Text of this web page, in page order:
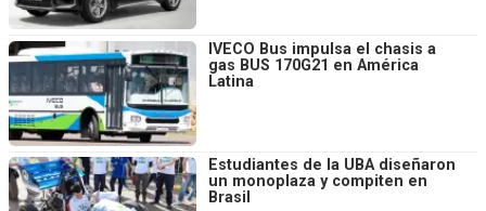
IVECO Bus impulsa el chasis a
gas BUS 170G21 en América
Latina
Estudiantes de la UBA diseñaron
un monoplaza y compiten en
Brasil